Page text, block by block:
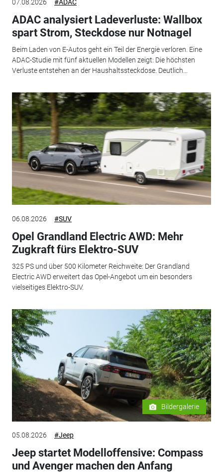
07.08.2026 #ADAC
ADAC analysiert Ladeverluste: Wallbox
spart Strom, Steckdose nur Notnagel
Beim Laden von E-Autos geht ein Teil der Energie verloren. Eine
ADAC-Studie mit fünf aktuellen Modellen zeigt: Die höchsten
Verluste entstehen an der Haushaltssteckdose. Deutlich...
06.08.2026 #SUV
Opel Grandland Electric AWD: Mehr
Zugkraft fürs Elektro-SUV
325 PS und über 500 Kilometer Reichweite: Der Grandland
Electric AWD erweitert das Opel-Angebot um ein besonders
vielseitiges Elektro-SUV.
Bildergalerie
05.08.2026 #Jeep
Jeep startet Modelloffensive: Compass
und Avenger machen den Anfang